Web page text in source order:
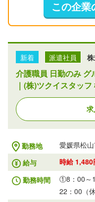
この企業
新着 派遣社員
介護職員 日勤のみ グ
｜(株)ツクイスタッ
勤務地
愛媛県松
給与
時給
勤務時間
①8：00～
22：00（